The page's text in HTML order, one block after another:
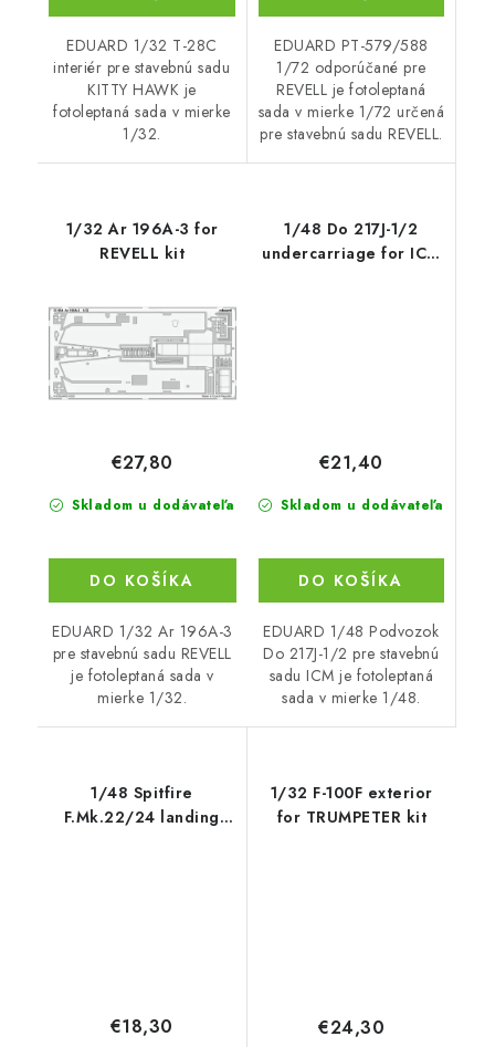
EDUARD 1/32 T-28C
interiér pre stavebnú sadu
KITTY HAWK je
fotoleptaná sada v mierke
1/32.
EDUARD PT-579/588
1/72 odporúčané pre
REVELL je fotoleptaná
sada v mierke 1/72 určená
pre stavebnú sadu REVELL.
1/32 Ar 196A-3 for
REVELL kit
Skladom u dodávateľa
€27,80
DO KOŠÍKA
EDUARD 1/32 Ar 196A-3
pre stavebnú sadu REVELL
je fotoleptaná sada v
mierke 1/32.
1/48 Do 217J-1/2
undercarriage for ICM
Skladom u dodávateľa
€21,40
DO KOŠÍKA
EDUARD 1/48 Podvozok
Do 217J-1/2 pre stavebnú
sadu ICM je fotoleptaná
sada v mierke 1/48.
1/48 Spitfire
F.Mk.22/24 landing
€18,30
1/32 F-100F exterior
for TRUMPETER kit
€24,30